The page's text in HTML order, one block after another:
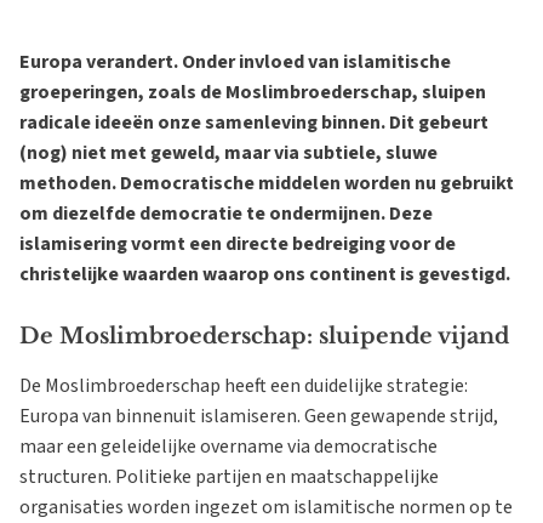
Europa verandert. Onder invloed van islamitische
groeperingen, zoals de Moslimbroederschap, sluipen
radicale ideeën onze samenleving binnen. Dit gebeurt
(nog) niet met geweld, maar via subtiele, sluwe
methoden. Democratische middelen worden nu gebruikt
om diezelfde democratie te ondermijnen. Deze
islamisering vormt een directe bedreiging voor de
christelijke waarden waarop ons continent is gevestigd.
De Moslimbroederschap: sluipende vijand
De Moslimbroederschap heeft een duidelijke strategie:
Europa van binnenuit islamiseren. Geen gewapende strijd,
maar een geleidelijke overname via democratische
structuren. Politieke partijen en maatschappelijke
organisaties worden ingezet om islamitische normen op te